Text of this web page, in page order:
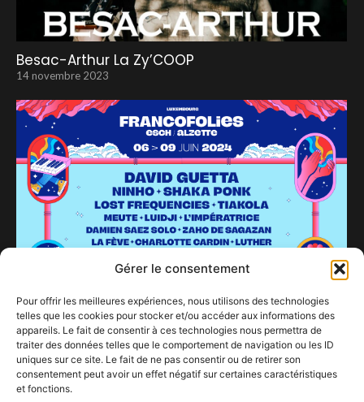
Gérer le consentement
Pour offrir les meilleures expériences, nous utilisons des technologies
telles que les cookies pour stocker et/ou accéder aux informations des
appareils. Le fait de consentir à ces technologies nous permettra de
traiter des données telles que le comportement de navigation ou les ID
uniques sur ce site. Le fait de ne pas consentir ou de retirer son
consentement peut avoir un effet négatif sur certaines caractéristiques
et fonctions.
Besac-Arthur La Zy’COOP
14 novembre 2023